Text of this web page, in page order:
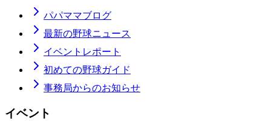
パパママブログ
最新の野球ニュース
イベントレポート
初めての野球ガイド
事務局からのお知らせ
イベント